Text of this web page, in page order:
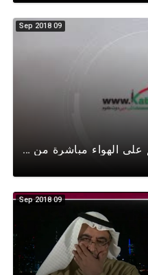
09 Sep 2018
الكاتب الإماراتي أحمد إبراهيم على الهواء مباشرة من BBC-LONDON يوم (العرفة) يدعو الى التسامح والسلام
09 Sep 2018